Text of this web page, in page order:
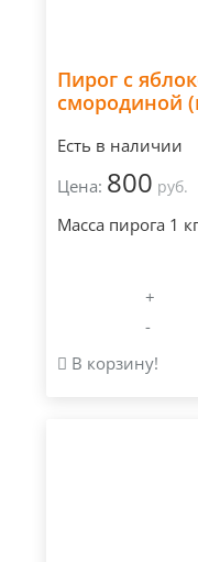
Пирог с
смородиной
Есть в наличии
Цена: 800 руб.
Масса пирога 1 кг
+
-
В корзину!